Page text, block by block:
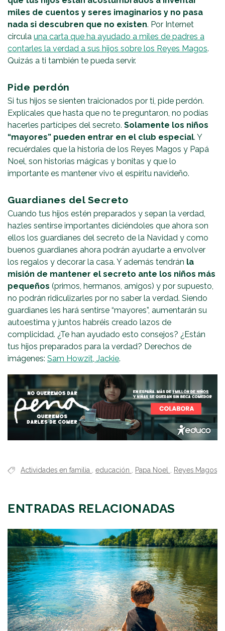
miles de cuentos y seres imaginarios y no pasa
nada si descubren que no existen. Por Internet
circula una carta que ha ayudado a miles de padres a
contarles la verdad a sus hijos sobre los Reyes Magos.
Quizás a ti también te pueda servir.
Pide perdón
Si tus hijos se sienten traicionados por ti, pide perdón.
Explícales que hasta que no te preguntaron, no podías
hacerles partícipes del secreto. Solamente los niños
“mayores” pueden entrar en el club especial. Y
recuérdales que la historia de los Reyes Magos y Papá
Noel, son historias mágicas y bonitas y que lo
importante es mantener vivo el espíritu navideño.
Guardianes del Secreto
Cuando tus hijos estén preparados y sepan la verdad,
hazles sentirse importantes diciéndoles que ahora son
ellos los guardianes del secreto de la Navidad y como
buenos guardianes ahora podrán ayudarte a envolver
los regalos y decorar la casa. Y además tendrán la
misión de mantener el secreto ante los niños más
pequeños (primos, hermanos, amigos) y por supuesto,
no podrán ridiculizarles por no saber la verdad. Siendo
guardianes les hará sentirse “mayores”, aumentarán su
autoestima y juntos habréis creado lazos de
complicidad. ¿Te han ayudado esto consejos? ¿Están
tus hijos preparados para la verdad? Derechos de
imágenes: Sam Howzit, Jackie.
Actividades en familia educación Papa Noel Reyes Magos
ENTRADAS RELACIONADAS